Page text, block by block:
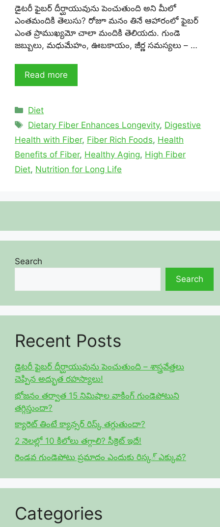
డైటరీ ఫైబర్ దీర్ఘాయువును పెంచుతుంది అని మీలో
ఎంతమందికి తెలుసు? రోజూ మనం తినే ఆహారంలో ఫైబర్
ఎంత ప్రాముఖ్యమో చాలా మందికి తెలియదు. గుండె
జబ్బులు, మధుమేహం, ఊబకాయం, జీర్ణ సమస్యలు – …
Read more
Categories
Diet
Tags
Dietary Fiber Enhances Longevity, Digestive
Health with Fiber, Fiber Rich Foods, Health
Benefits of Fiber, Healthy Aging, High Fiber
Diet, Nutrition for Long Life
Search
Search
Recent Posts
డైటరీ ఫైబర్ దీర్ఘాయువును పెంచుతుంది – శాస్త్రవేత్తలు
చెప్పిన అద్భుత రహస్యాలు!
భోజనం తర్వాత 15 నిమిషాల వాకింగ్ గుండెపోటుని
తగ్గిస్తుందా?
క్యారెట్ తింటే క్యాన్సర్ రిస్క్ తగ్గుతుందా?
2 నెలల్లో 10 కిలోలు తగ్గాలి? సీక్రెట్ ఇదే!
రెండవ గుండెపోటు ప్రమాదం ఎందుకు రిస్క్ ఎక్కువ?
Categories